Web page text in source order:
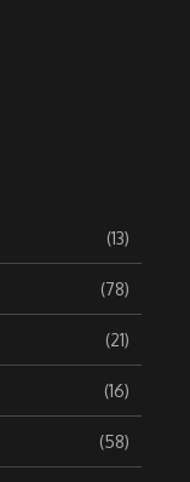
(13)
(78)
(21)
(16)
(58)